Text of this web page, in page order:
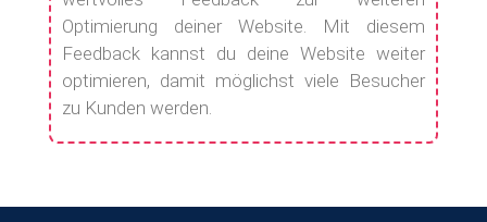
Optimierung deiner Website. Mit diesem
Feedback kannst du deine Website weiter
optimieren, damit möglichst viele Besucher
zu Kunden werden.